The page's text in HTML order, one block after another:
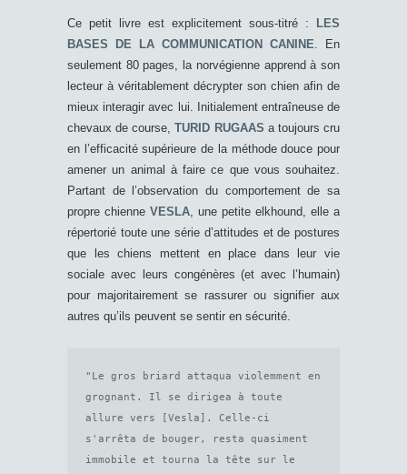
Ce petit livre est explicitement sous-titré :
LES
BASES DE LA COMMUNICATION CANINE. En
seulement 80 pages, la norvégienne apprend à son
lecteur à véritablement décrypter son chien afin de
mieux interagir avec lui. Initialement entraîneuse de
chevaux de course,TURID RUGAAS a toujours cru
en l’efficacité supérieure de la méthode douce pour
amener un animal à faire ce que vous souhaitez.
Partant de l’observation du comportement de sa
propre chienne VESLA, une petite elkhound, elle a
répertorié toute une série d’attitudes et de postures
que les chiens mettent en place dans leur vie
sociale avec leurs congénères (et avec l’humain)
pour majoritairement se rassurer ou signifier aux
autres qu’ils peuvent se sentir en sécurité.
"Le gros briard attaqua violemment en
grognant. Il se dirigea à toute
allure vers [Vesla]. Celle-ci
s'arrêta de bouger, resta quasiment
immobile et tourna la tête sur le